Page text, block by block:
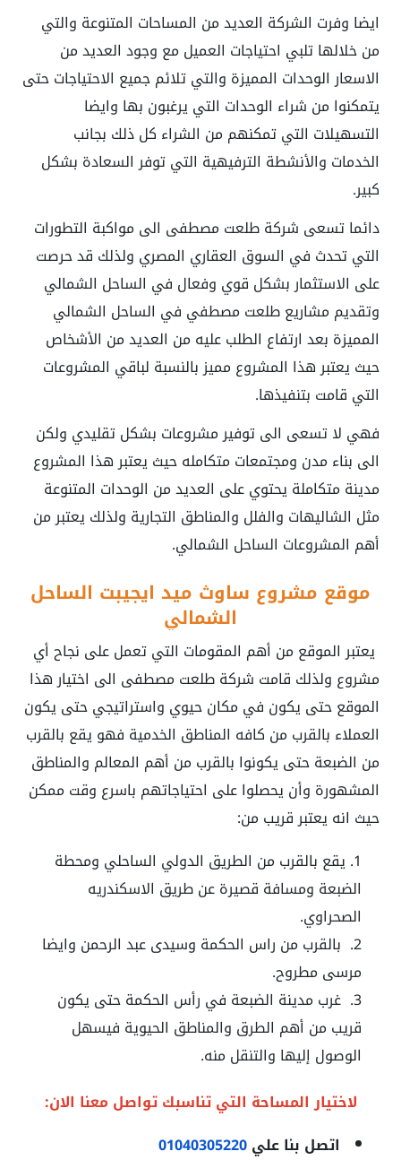
ايضا وفرت الشركة العديد من المساحات المتنوعة والتي
من خلالها تلبي احتياجات العميل مع وجود العديد من
الاسعار الوحدات المميزة والتي تلائم جميع الاحتياجات حتى
يتمكنوا من شراء الوحدات التي يرغبون بها وايضا
التسهيلات التي تمكنهم من الشراء كل ذلك بجانب
الخدمات والأنشطة الترفيهية التي توفر السعادة بشكل
كبير.
دائما تسعى شركة طلعت مصطفى الى مواكبة التطورات
التي تحدث في السوق العقاري المصري ولذلك قد حرصت
على الاستثمار بشكل قوي وفعال في الساحل الشمالي
وتقديم مشاريع طلعت مصطفي في الساحل الشمالي
المميزة بعد ارتفاع الطلب عليه من العديد من الأشخاص
حيث يعتبر هذا المشروع مميز بالنسبة لباقي المشروعات
التي قامت بتنفيذها.
فهي لا تسعى الى توفير مشروعات بشكل تقليدي ولكن
الى بناء مدن ومجتمعات متكامله حيث يعتبر هذا المشروع
مدينة متكاملة يحتوي على العديد من الوحدات المتنوعة
مثل الشاليهات والفلل والمناطق التجارية ولذلك يعتبر من
أهم المشروعات الساحل الشمالي.
موقع مشروع ساوث ميد ايجيبت الساحل
الشمالي
يعتبر الموقع من أهم المقومات التي تعمل على نجاح أي
مشروع ولذلك قامت شركة طلعت مصطفى الى اختيار هذا
الموقع حتى يكون في مكان حيوي واستراتيجي حتى يكون
العملاء بالقرب من كافه المناطق الخدمية فهو يقع بالقرب
من الضبعة حتى يكونوا بالقرب من أهم المعالم والمناطق
المشهورة وأن يحصلوا على احتياجاتهم باسرع وقت ممكن
حيث انه يعتبر قريب من:
يقع بالقرب من الطريق الدولي الساحلي ومحطة
الضبعة ومسافة قصيرة عن طريق الاسكندريه
الصحراوي.
بالقرب من راس الحكمة وسيدى عبد الرحمن وايضا
مرسى مطروح.
غرب مدينة الضبعة في رأس الحكمة حتى يكون
قريب من أهم الطرق والمناطق الحيوية فيسهل
الوصول إليها والتنقل منه.
لاختيار المساحة التي تناسبك تواصل معنا الان:
اتصل بنا علي01040305220